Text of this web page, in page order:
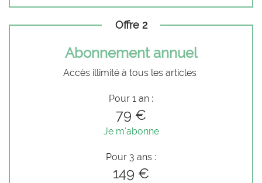
Offre 2
Abonnement annuel
Accès illimité à tous les articles
Pour 1 an :
79 €
Je m'abonne
Pour 3 ans :
149 €